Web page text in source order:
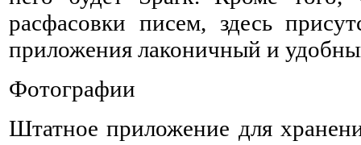
расфасовки писем, здесь
приложения лаконичный и
Фотографии
Штатное приложение для